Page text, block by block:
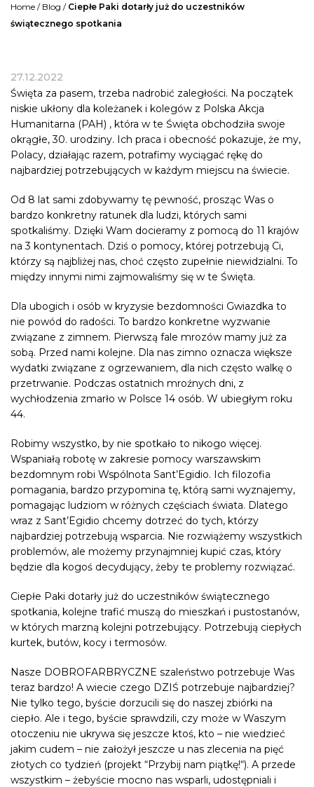
Home / Blog / Ciepłe Paki dotarły już do uczestników
świątecznego spotkania
27.12.2022
Święta za pasem, trzeba nadrobić zaległości. Na początek
niskie ukłony dla koleżanek i kolegów z Polska Akcja
Humanitarna (PAH) , która w te Święta obchodziła swoje
okrągłe, 30. urodziny. Ich praca i obecność pokazuje, że my,
Polacy, działając razem, potrafimy wyciągać rękę do
najbardziej potrzebujących w każdym miejscu na świecie.
Od 8 lat sami zdobywamy tę pewność, prosząc Was o
bardzo konkretny ratunek dla ludzi, których sami
spotkaliśmy. Dzięki Wam docieramy z pomocą do 11 krajów
na 3 kontynentach. Dziś o pomocy, której potrzebują Ci,
którzy są najbliżej nas, choć często zupełnie niewidzialni. To
między innymi nimi zajmowaliśmy się w te Święta.
Dla ubogich i osób w kryzysie bezdomności Gwiazdka to
nie powód do radości. To bardzo konkretne wyzwanie
związane z zimnem. Pierwszą fale mrozów mamy już za
sobą. Przed nami kolejne. Dla nas zimno oznacza większe
wydatki związane z ogrzewaniem, dla nich często walkę o
przetrwanie. Podczas ostatnich mroźnych dni, z
wychłodzenia zmarło w Polsce 14 osób. W ubiegłym roku
44.
Robimy wszystko, by nie spotkało to nikogo więcej.
Wspaniałą robotę w zakresie pomocy warszawskim
bezdomnym robi Wspólnota Sant’Egidio. Ich filozofia
pomagania, bardzo przypomina tę, którą sami wyznajemy,
pomagając ludziom w różnych częściach świata. Dlatego
wraz z Sant’Egidio chcemy dotrzeć do tych, którzy
najbardziej potrzebują wsparcia. Nie rozwiążemy wszystkich
problemów, ale możemy przynajmniej kupić czas, który
będzie dla kogoś decydujący, żeby te problemy rozwiązać.
Ciepłe Paki dotarły już do uczestników świątecznego
spotkania, kolejne trafić muszą do mieszkań i pustostanów,
w których marzną kolejni potrzebujący. Potrzebują ciepłych
kurtek, butów, kocy i termosów.
Nasze DOBROFARBRYCZNE szaleństwo potrzebuje Was
teraz bardzo! A wiecie czego DZIŚ potrzebuje najbardziej?
Nie tylko tego, byście dorzucili się do naszej zbiórki na
ciepło. Ale i tego, byście sprawdzili, czy może w Waszym
otoczeniu nie ukrywa się jeszcze ktoś, kto – nie wiedzieć
jakim cudem – nie założył jeszcze u nas zlecenia na pięć
złotych co tydzień (projekt “Przybij nam piątkę!“). A przede
wszystkim – żebyście mocno nas wsparli, udostępniali i